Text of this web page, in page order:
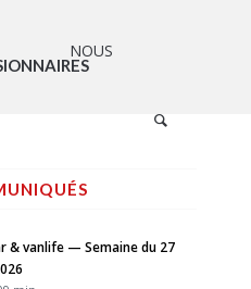
& vanlife — Semaine du 27